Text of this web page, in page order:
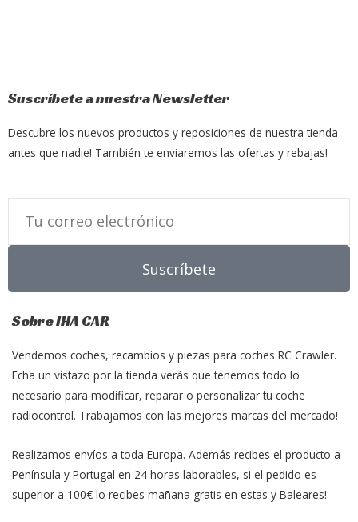
Suscríbete a nuestra Newsletter
Descubre los nuevos productos y reposiciones de nuestra tienda
antes que nadie! También te enviaremos las ofertas y rebajas!
Suscríbete
Sobre IHA CAR
Vendemos coches, recambios y piezas para coches RC Crawler.
Echa un vistazo por la tienda verás que tenemos todo lo
necesario para modificar, reparar o personalizar tu coche
radiocontrol. Trabajamos con las mejores marcas del mercado!
Realizamos envíos a toda Europa. Además recibes el producto a
Península y Portugal en 24 horas laborables, si el pedido es
superior a 100€ lo recibes mañana gratis en estas y Baleares!